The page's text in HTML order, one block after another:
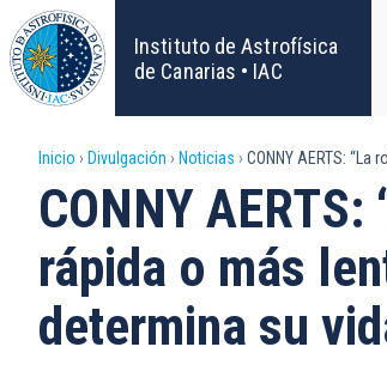
Pasar
al
contenido
principal
Instituto de Astrofísica
de Canarias • IAC
Sobrescribir
enlaces
de
ayuda
Inicio Divulgación Noticias CONNY AERTS:
CONNY
rápida o más
determina su